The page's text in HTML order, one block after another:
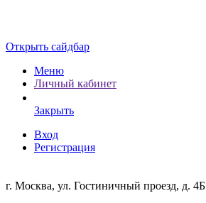
Открыть сайдбар
Меню
Личный кабинет
Закрыть
Вход
Регистрация
г. Москва, ул. Гостиничный проезд, д. 4Б